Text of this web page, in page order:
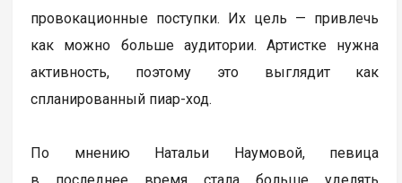
провокационные поступки. Их цель — привлечь
как можно больше аудитории. Артистке нужна
активность, поэтому это выглядит как
спланированный пиар-ход.
По мнению Натальи Наумовой, певица